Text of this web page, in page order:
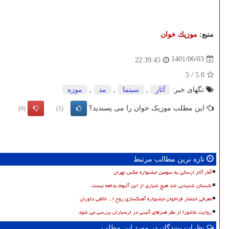
منبع: موزیك خوان
1401/06/03
22:39:45
5.0
/
5
تگهای خبر:
آثار سینما مد موزه
این مطلب موزیک خوان را می پسندید؟ (1)
(0)
تازه ترین مطالب مرتبط
آمار آثار ارسالی به سومین جشنواره عکس تهران
تابستان شنیدنی شد هیچ شیاری از این آلبوم بداهه نیست
معرفی انتشار فراخوان جشنواره آهنگسازی روح ا... خالقی داوران
روایت عاشورا از نظر هنرهای آئینی در ارسباران بررسی می شود